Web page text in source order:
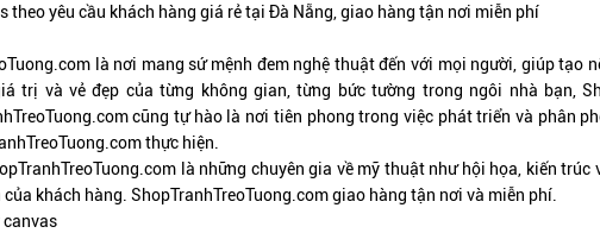
theo yêu cầu khách hàng giá rẻ tại Đà Nẵng, giao hàng tận nơi miễn phí
là nơi mang sứ mệnh đem nghệ thuật đến với mọi người, giúp
trị và vẻ đẹp của từng không gian, từng bức tường trong ngôi nhà bạn,
cũng tự hào là nơi tiên phong trong việc phát triển và phân
thực hiện.
là những chuyên gia về mỹ thuật như hội họa, kiến
khách hàng. ShopTranhTreoTuong.comgiao hàng tận nơi và miễn phí.
canvas